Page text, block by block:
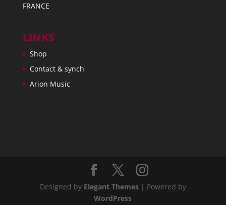
FRANCE
LINKS
Shop
Contact & synch
Arion Music
Designed by Elegant Themes| Powered by
WordPress